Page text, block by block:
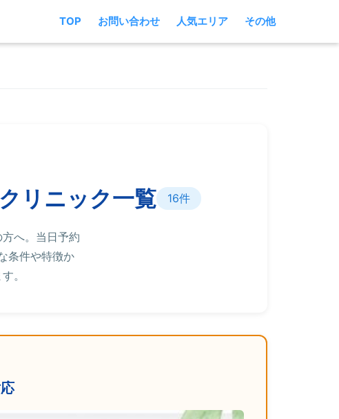
TOP お問い合わせ 人気エリア その他
リニック一覧 16件
へ。当日予約
条件や特徴か
。